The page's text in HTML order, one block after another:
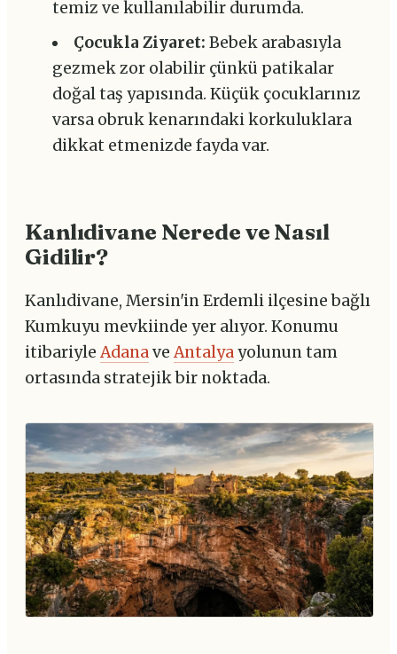
temiz ve kullanılabilir durumda.
Çocukla Ziyaret: Bebek arabasıyla
gezmek zor olabilir çünkü patikalar
doğal taş yapısında. Küçük çocuklarınız
varsa obruk kenarındaki korkuluklara
dikkat etmenizde fayda var.
Kanlıdivane Nerede ve Nasıl
Gidilir?
Kanlıdivane, Mersin'in Erdemli ilçesine bağlı
Kumkuyu mevkiinde yer alıyor. Konumu
itibariyle Adanave Antalyayolunun tam
ortasında stratejik bir noktada.